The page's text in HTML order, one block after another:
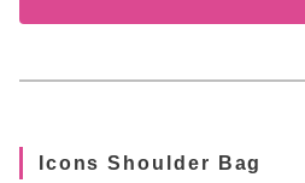
Icons Shoulder Bag